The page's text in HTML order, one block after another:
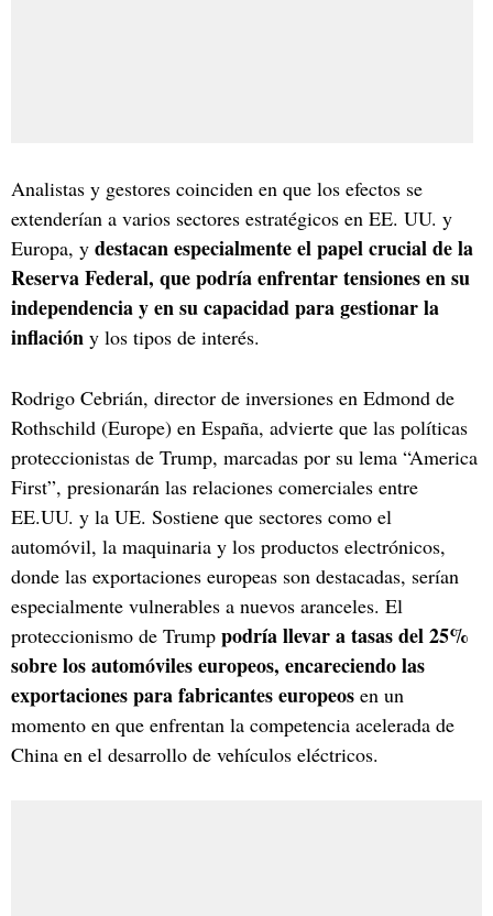
Analistas y gestores coinciden en que los efectos se
extenderían a varios sectores estratégicos en EE. UU. y
Europa, y destacan especialmente el papel crucial de la
Reserva Federal, que podría enfrentar tensiones en su
independencia y en su capacidad para gestionar la
inflación y los tipos de interés.
Rodrigo Cebrián, director de inversiones en Edmond de
Rothschild (Europe) en España, advierte que las políticas
proteccionistas de Trump, marcadas por su lema “America
First”, presionarán las relaciones comerciales entre
EE.UU. y la UE. Sostiene que sectores como el
automóvil, la maquinaria y los productos electrónicos,
donde las exportaciones europeas son destacadas, serían
especialmente vulnerables a nuevos aranceles. El
proteccionismo de Trump podría llevar a tasas del 25%
sobre los automóviles europeos, encareciendo las
exportaciones para fabricantes europeos en un
momento en que enfrentan la competencia acelerada de
China en el desarrollo de vehículos eléctricos.